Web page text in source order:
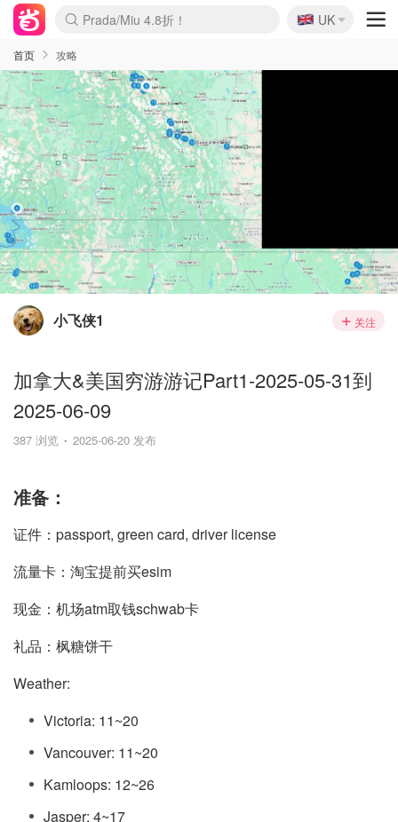
Prada/Miu 4.8折！
🇬🇧
UK
首页 攻略
小飞侠1 关注
加拿大&美国穷游游记Part1-2025-05-31到
2025-06-09
387 浏览 2025-06-20 发布
准备：
证件：passport, green card, driver license
流量卡：淘宝提前买esim
现金：机场atm取钱schwab卡
礼品：枫糖饼干
Weather:
Victoria: 11~20
Vancouver: 11~20
Kamloops: 12~26
Jasper: 4~17